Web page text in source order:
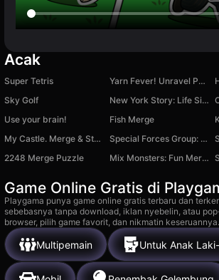
Acak
Super Tetris Yarn Fever! Unravel Puzzle
Sky Golf
New York Story: Life Simulator
Use your brain!
Fish Merge
My Castle. Merge & Story
Special Forces Group: Online
2248 Merge Puzzle
Mix Monsters: Fun Merge
Game Online Gratis di
Playgama punya game online gratis terbaru dan
sebebasnya tanpa download, iklan nyebelin, atau
browser, pilih game favorit, dan nikmatin keseruannya.
Multipemain Untuk Anak